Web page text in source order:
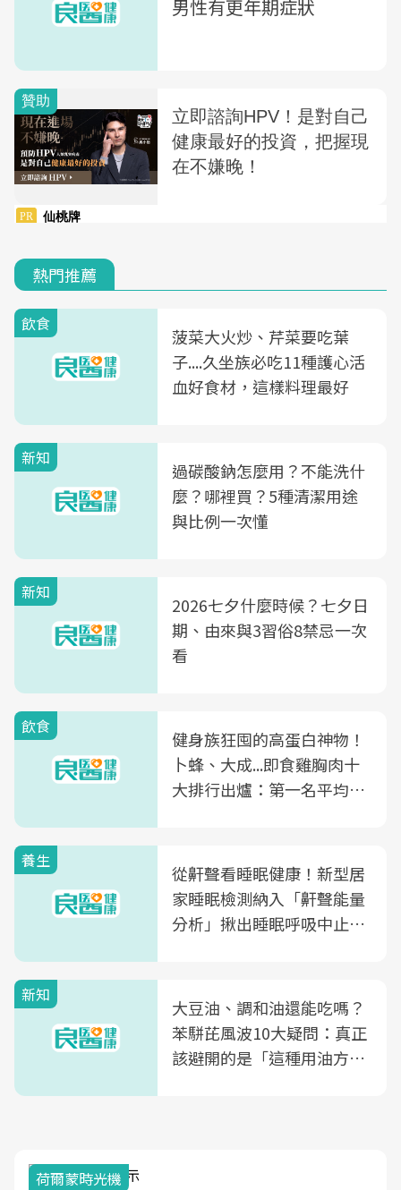
男性有更年期症狀
熱門推薦
飲食
菠菜大火炒、芹菜要吃葉
子....久坐族必吃11種護心活
血好食材，這樣料理最好
新知
過碳酸鈉怎麼用？不能洗什
麼？哪裡買？5種清潔用途
與比例一次懂
新知
2026七夕什麼時候？七夕日
期、由來與3習俗8禁忌一次
看
飲食
健身族狂囤的高蛋白神物！
卜蜂、大成...即食雞胸肉十
大排行出爐：第一名平均一
養生
從鼾聲看睡眠健康！新型居
家睡眠檢測納入「鼾聲能量
分析」揪出睡眠呼吸中止症
新知
大豆油、調和油還能吃嗎？
苯駢芘風波10大疑問：真正
該避開的是「這種用油方
荷爾蒙時光機